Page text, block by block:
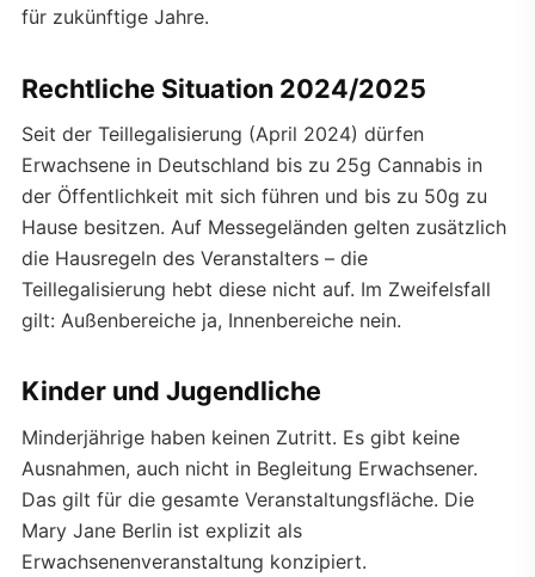
für zukünftige Jahre.
Rechtliche Situation 2024/2025
Seit der Teillegalisierung (April 2024) dürfen
Erwachsene in Deutschland bis zu 25g Cannabis in
der Öffentlichkeit mit sich führen und bis zu 50g zu
Hause besitzen. Auf Messegeländen gelten zusätzlich
die Hausregeln des Veranstalters – die
Teillegalisierung hebt diese nicht auf. Im Zweifelsfall
gilt: Außenbereiche ja, Innenbereiche nein.
Kinder und Jugendliche
Minderjährige haben keinen Zutritt. Es gibt keine
Ausnahmen, auch nicht in Begleitung Erwachsener.
Das gilt für die gesamte Veranstaltungsfläche. Die
Mary Jane Berlin ist explizit als
Erwachsenenveranstaltung konzipiert.